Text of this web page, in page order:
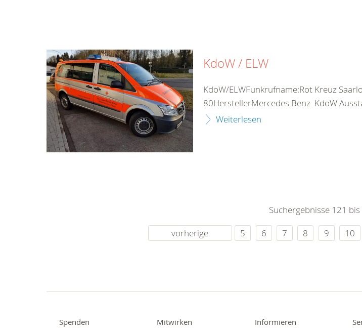
KdoW / ELW
KdoW/ELWFunkrufname:Rot Kreuz
80HerstellerMercedes Benz KdoW
Weiterlesen
Suchergebnisse 121
vorherige
5 6 7 8 9 10
Spenden
Mitwirken
Informieren